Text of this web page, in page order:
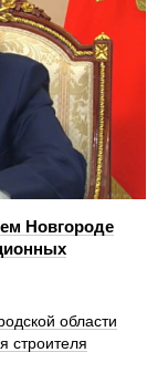
Новгороде
области
строителя